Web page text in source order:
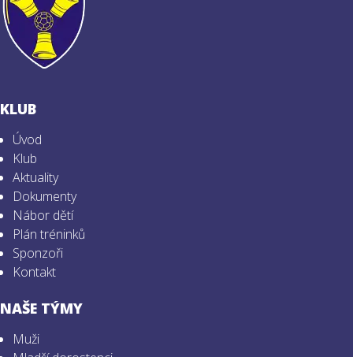
KLUB
Úvod
Klub
Aktuality
Dokumenty
Nábor dětí
Plán tréninků
Sponzoři
Kontakt
NAŠE TÝMY
Muži